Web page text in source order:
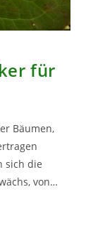
für
Bäumen,
sich die
von…